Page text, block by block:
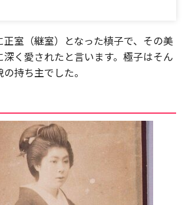
室（継室）となった槙子で、その美
く愛されたと言います。極子はそん
持ち主でした。